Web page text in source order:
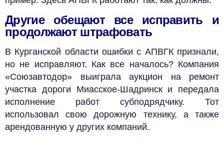
Другие обещают все исправить и
продолжают штрафовать
В Курганской области ошибки с АПВГК признали,
но не исправляют. Как все началось? Компания
«Союзавтодор» выиграла аукцион на ремонт
участка дороги Миасское-Шадринск и передала
исполнение работ субподрядчику. Тот
использовал свою дорожную технику, а также
арендованную у других компаний.